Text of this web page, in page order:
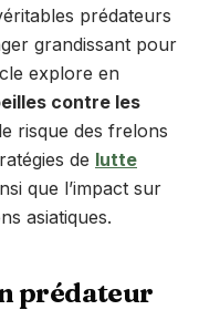
prédateurs
grandissant pour
explore en
contre les
risque des frelons
de lutte
que l’impact sur
asiatiques.
prédateur